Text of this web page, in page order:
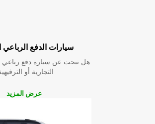
سيارات الدفع الرباعي
هل تبحث عن سيارة دفع رباعي
التجارية أو
عرض المزيد